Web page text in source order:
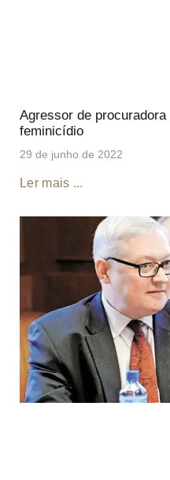
Agressor de
feminicídio
29 de junho de 2022
Ler mais ...